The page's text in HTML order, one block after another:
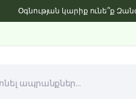
Օգնության կարիք ունե՞ք